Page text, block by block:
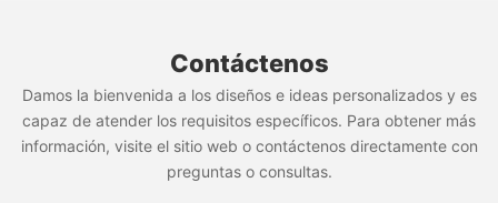
Contáctenos
Damos la bienvenida a los diseños e ideas personalizados y es
capaz de atender los requisitos específicos. Para obtener más
información, visite el sitio web o contáctenos directamente con
preguntas o consultas.